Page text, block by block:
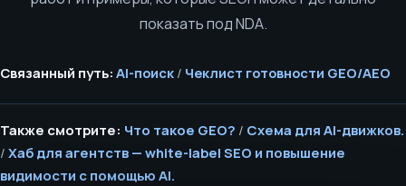
показать под NDA.
Связанный путь: AI-поиск / Чеклист готовности GEO/AEO
Также смотрите: Что такое GEO? / Схема для AI-движков.
/ Хаб для агентств — white-label SEO и повышение
видимости с помощью AI.